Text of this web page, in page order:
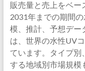
販売量と売上をベー
2031年までの期間
模、推計、予想デー
は、世界の水性UV
ています。タイプ別
する地域別市場規模